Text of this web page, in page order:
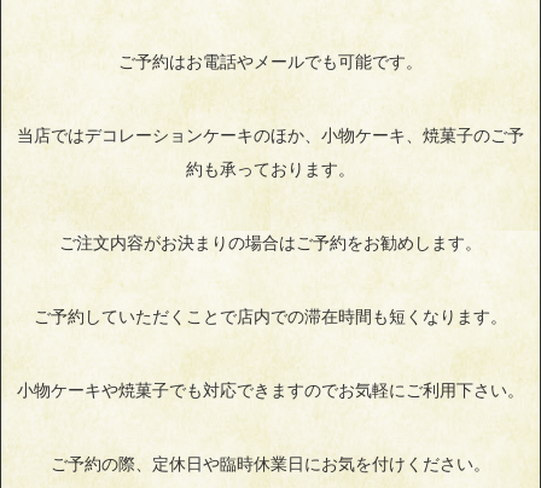
ご予約はお電話やメールでも可能です。
当店ではデコレーションケーキのほか、小物ケーキ、焼菓子のご予
約も承っております。
ご注文内容がお決まりの場合はご予約をお勧めします。
ご予約していただくことで店内での滞在時間も短くなります。
小物ケーキや焼菓子でも対応できますのでお気軽にご利用下さい。
ご予約の際、定休日や臨時休業日にお気を付けください。